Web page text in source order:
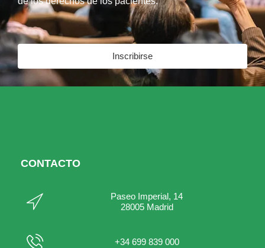
Inscribirse
CONTACTO
Paseo Imperial, 14
28005 Madrid
+34 699 839 000